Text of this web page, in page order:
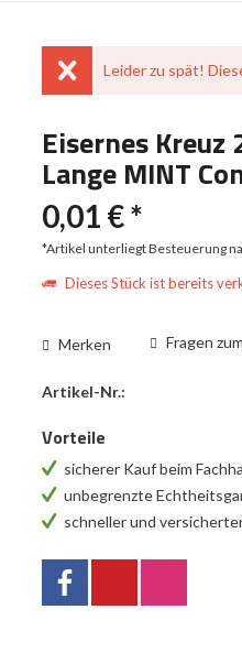
Leider zu spät!
Eisernes
Lange MINT
0,01 € *
*Artikel unterliegt Besteuerung
Dieses Stück ist bereits
Merken Fragen
Artikel-Nr.:
Vorteile
sicherer Kauf beim
unbegrenzte
schneller und